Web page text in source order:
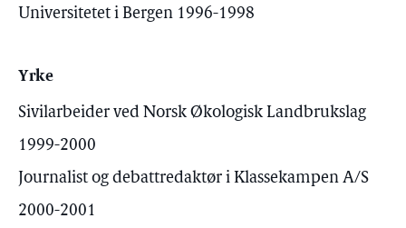
Universitetet i Bergen 1996-1998
Yrke
Sivilarbeider ved Norsk Økologisk Landbrukslag
1999-2000
Journalist og debattredaktør i Klassekampen A/S
2000-2001